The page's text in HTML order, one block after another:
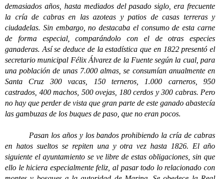
demasiados años, hasta mediados del pasado siglo, era frecuente
la cría de cabras en las azoteas y patios de casas terreras y
ciudadelas. Sin embargo, no destacaba el consumo de esta carne
de forma especial, comparándolo con el de otras especies
ganaderas. Así se deduce de la estadística que en 1822 presentó el
secretario municipal Félix Álvarez de la Fuente según la cual, para
una población de unas 7.000 almas, se consumían anualmente en
Santa Cruz 300 vacas, 150 terneros, 1.000 carneros, 950
castrados, 400 machos, 500 ovejas, 180 cerdos y 300 cabras. Pero
no hay que perder de vista que gran parte de este ganado abastecía
las gambuzas de los buques de paso, que no eran pocos.
Pasan los años y los bandos prohibiendo la cría de cabras
en hatos sueltos se repiten una y otra vez hasta 1826. El año
siguiente el ayuntamiento se ve libre de estas obligaciones, sin que
ello le hiciera especialmente feliz, al pasar todo lo relacionado con